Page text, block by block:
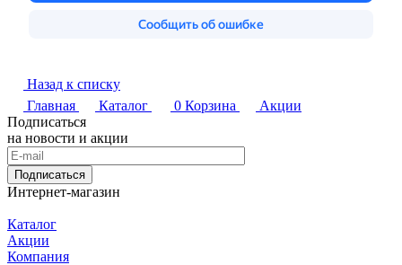
Назад к списку
Главная
Каталог 0 Корзина
Акции
Подписаться
на новости и акции
Подписаться
Интернет-магазин
Каталог
Акции
Компания